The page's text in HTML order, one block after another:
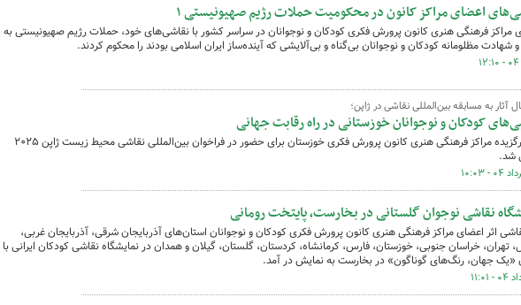
اعضای مراکز کانون در محکومیت حملات رژیم صهیونیستی ۱
مراکز فرهنگی هنری کانون پرورش فکری کودکان و نوجوانان در سراسر کشور با نقاشی‌های خود، حملات رژیم صهیونیستی به
و شهادت مظلومانه کودکان و نوجوانان بی‌گناه و بی‌آلایشی که آینده‌ساز ایران اسلامی بودند را محکوم کردند.
آثار به مسابقه بین‌المللی نقاشی در ژاپن؛
کودکان و نوجوانان خوزستانی در راه رقابت جهانی
آثار برگزیده مراکز فرهنگی هنری کانون پرورش فکری خوزستان برای حضور در فراخوان بین‌المللی نقاشی محیط زیست ژاپن ۲۰۲۵
شد.
نقاشی نوجوان گلستانی در بخارست، پایتخت رومانی
نقاشی اثر اعضای مراکز فرهنگی هنری کانون پرورش فکری کودکان و نوجوانان استان‌های آذربایجان شرقی، آذربایجان غربی،
تهران، خراسان جنوبی، خوزستان، فارس، کرمانشاه، کردستان، گلستان، گیلان و همدان در نمایشگاه نقاشی کودکان ایرانی با
«یک جهان، رنگ‌های گوناگون» در بخارست به نمایش در آمد.